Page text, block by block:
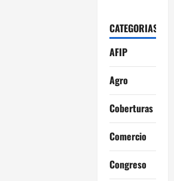
CATEGORIAS
AFIP
Agro
Coberturas
Comercio
Congreso